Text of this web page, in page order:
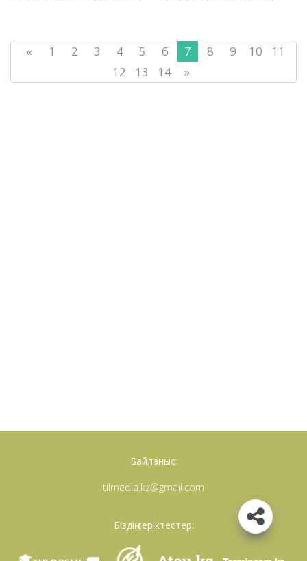
« 1 2 3 4 5 6 7 8 9 10
11
12
13 14 »
Байланыс:
tilmedia.kz@gmail.com
Біздің серіктестер: